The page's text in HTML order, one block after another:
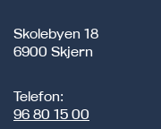
Skolebyen 18
6900 Skjern
Telefon:
96 80 15 00